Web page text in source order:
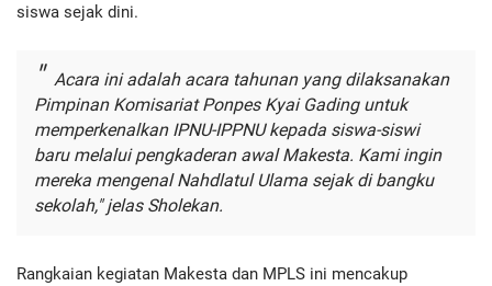
siswa sejak dini.
Acara ini adalah acara tahunan yang dilaksanakan
Pimpinan Komisariat Ponpes Kyai Gading untuk
memperkenalkan IPNU-IPPNU kepada siswa-siswi
baru melalui pengkaderan awal Makesta. Kami ingin
mereka mengenal Nahdlatul Ulama sejak di bangku
sekolah," jelas Sholekan.
Rangkaian kegiatan Makesta dan MPLS ini mencakup